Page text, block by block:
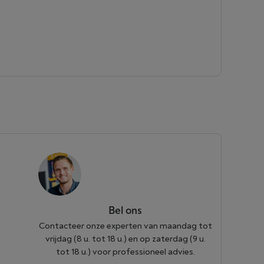
Bel ons
Contacteer onze experten van maandag tot
vrijdag (8 u. tot 18 u.) en op zaterdag (9 u.
tot 18 u.) voor professioneel advies.